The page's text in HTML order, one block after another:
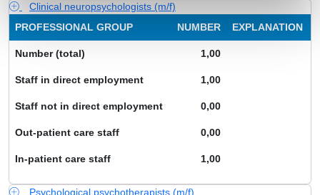
Clinical neuropsychologists (m/f)
PROFESSIONAL GROUP
NUMBER EXPLANATION
Number (total) 1,00
Staff in direct employment 1,00
Staff not in direct employment 0,00
Out-patient care staff 0,00
In-patient care staff 1,00
Psychological psychotherapists (m/f)